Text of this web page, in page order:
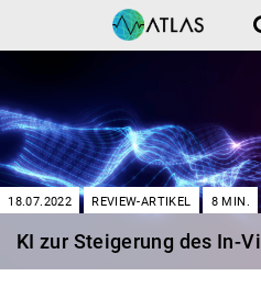
18.07.2022 REVIEW-ARTIKEL 8 MIN.
KI zur Steigerung des In-